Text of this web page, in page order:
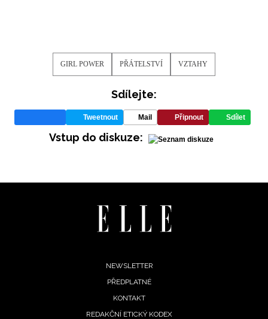
GIRL POWER PŘÁTELSTVÍ VZTAHY
Sdílejte:
Tweetnout Mail Připnout Sdílet
Vstup do diskuze:
NEWSLETTER
PŘEDPLATNÉ
KONTAKT
REDAKČNÍ ETICKÝ KODEX